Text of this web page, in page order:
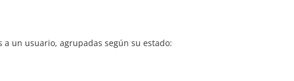
un usuario, agrupadas según su estado: